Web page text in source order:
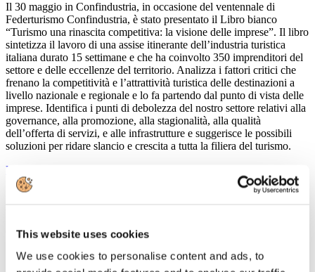
This website uses cookies
We use cookies to personalise content and ads, to
Il 30 maggio in Confindustria, in occasione del ventennale di
Federturismo Confindustria, è stato presentato il Libro bianco
“Turismo una rinascita competitiva: la visione delle imprese”. Il libro
sintetizza il lavoro di una assise itinerante dell’industria turistica
italiana durato 15 settimane e che ha coinvolto 350 imprenditori del
settore e delle eccellenze del territorio. Analizza i fattori critici che
frenano la competitività e l’attrattività turistica delle destinazioni a
livello nazionale e regionale e lo fa partendo dal punto di vista delle
imprese. Identifica i punti di debolezza del nostro settore relativi alla
governance, alla promozione, alla stagionalità, alla qualità
dell’offerta di servizi, e alle infrastrutture e suggerisce le possibili
soluzioni per ridare slancio e crescita a tutta la filiera del turismo.
Leggi tutto...
Confindustria Nord Sardegna
Seminario sul turismo